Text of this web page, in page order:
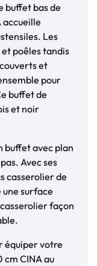
buffet bas de
accueille
Les
poêles tandis
et
pour
buffet de
et noir
buffet avec plan
Avec ses
casserolier de
surface
façon
équiper votre
cm CINA au